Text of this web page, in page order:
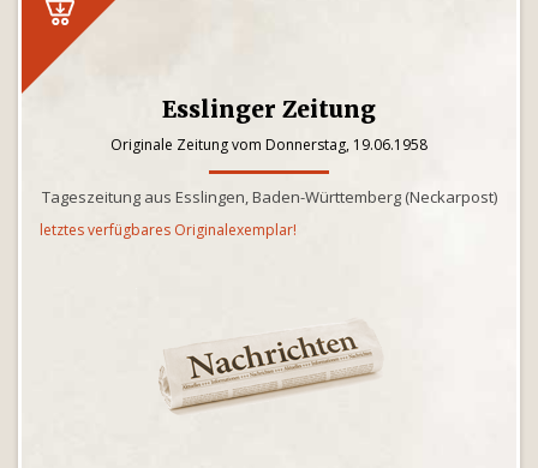
Esslinger Zeitung
Originale Zeitung vom Donnerstag, 19.06.1958
Tageszeitung aus Esslingen, Baden-Württemberg (Neckarpost)
letztes verfügbares Originalexemplar!